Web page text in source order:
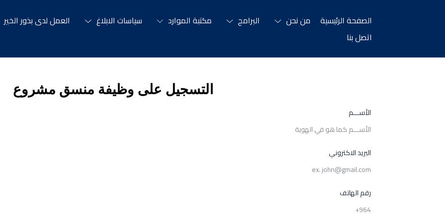
الصفحة الرئيسية من نحن البرامج مكتبة الموارد سياسات الابلاغ
العمل لدى بذور الخير
اتصل بنا
التسجيل على وظيفة منسق مشروع
الأســـم
البريد الاكتروني
رقم الهاتف